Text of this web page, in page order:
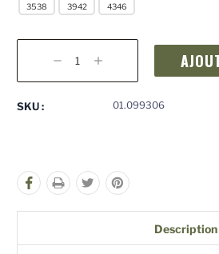
3538 3942 4346
Stock
Diminuer
Augmenter
SKU : 01.099306
Description